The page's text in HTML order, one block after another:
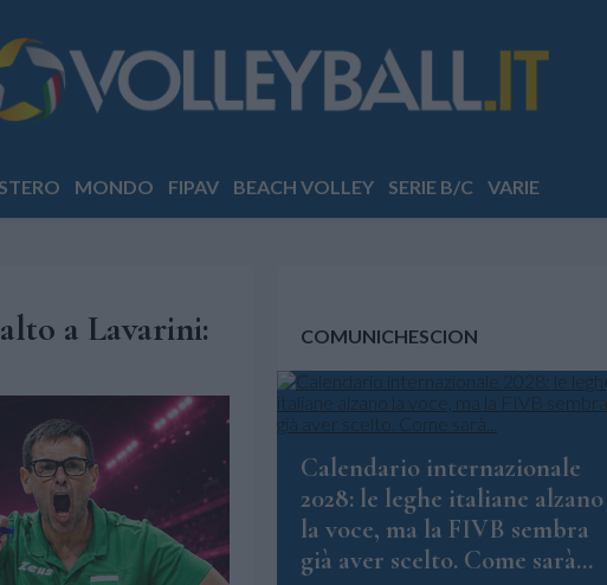
MONDO FIPAV BEACH VOLLEY SERIE B/C VARIE
a Lavarini:
COMUNICHESCION
Calendario internazionale
2028: le leghe italiane alzano
la voce, ma la FIVB sembra
già aver scelto. Come sarà...